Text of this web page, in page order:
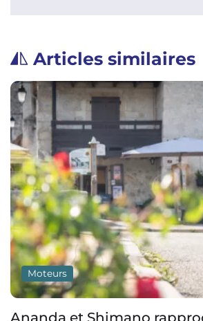
Articles similaires
Moteurs
Avinox MG Concept : un